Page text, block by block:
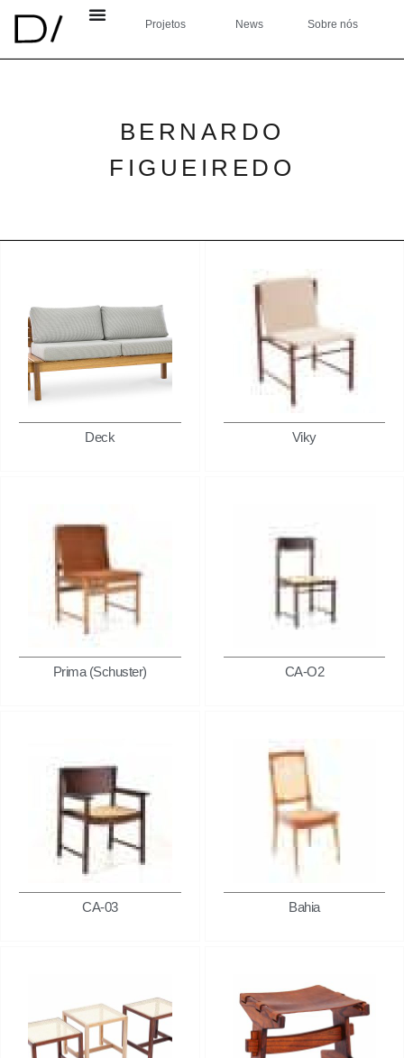
Projetos News Sobre nós
BERNARDO
FIGUEIREDO
Deck Viky
Prima (Schuster) CA-O2
CA-03 Bahia